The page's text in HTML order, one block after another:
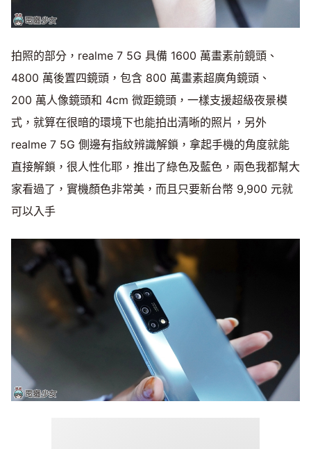
拍照的部分，realme 7 5G 具備 1600 萬畫素前鏡頭、
4800 萬後置四鏡頭，包含 800 萬畫素超廣角鏡頭、
200 萬人像鏡頭和 4cm 微距鏡頭，一樣支援超級夜景模
式，就算在很暗的環境下也能拍出清晰的照片，另外
realme 7 5G 側邊有指紋辨識解鎖，拿起手機的角度就能
直接解鎖，很人性化耶，推出了綠色及藍色，兩色我都幫大
家看過了，實機顏色非常美，而且只要新台幣 9,900 元就
可以入手